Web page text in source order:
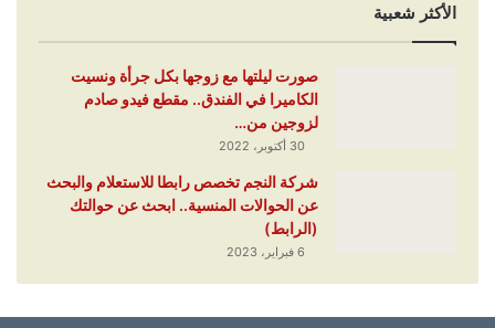
الأكثر شعبية
صورت ليلتها مع زوجها بكل جرأة ونسيت
الكاميرا في الفندق.. مقطع فيدو صادم
لزوجين من…
30 أكتوبر، 2022
شركة النجم تخصص رابطا للاستعلام والبحث
عن الحوالات المنسية.. ابحث عن حوالتك
(الرابط)
6 فبراير، 2023